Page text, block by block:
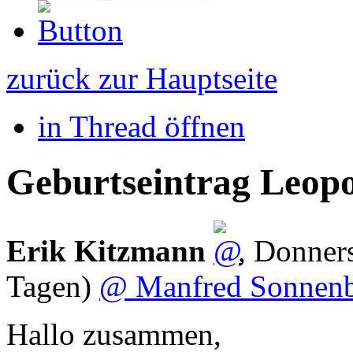
zurück zur Hauptseite
in Thread öffnen
Geburtseintrag
Erik Kitzmann ,
Tagen) @ Manfred
Hallo zusammen,